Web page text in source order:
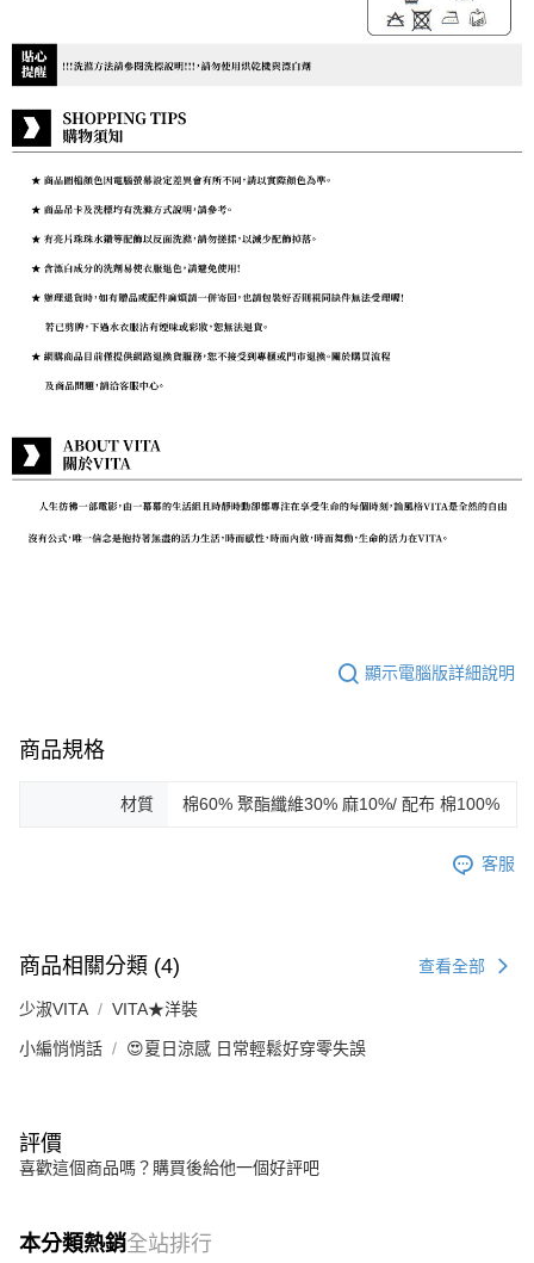
顯示電腦版詳細說明
商品規格
材質 棉60% 聚酯纖維30% 麻10%/ 配布 棉100%
客服
商品相關分類 (4) 查看全部
少淑VITA VITA★洋裝
小編悄悄話 😍夏日涼感 日常輕鬆好穿零失誤
評價
喜歡這個商品嗎？購買後給他一個好評吧
本分類熱銷全站排行